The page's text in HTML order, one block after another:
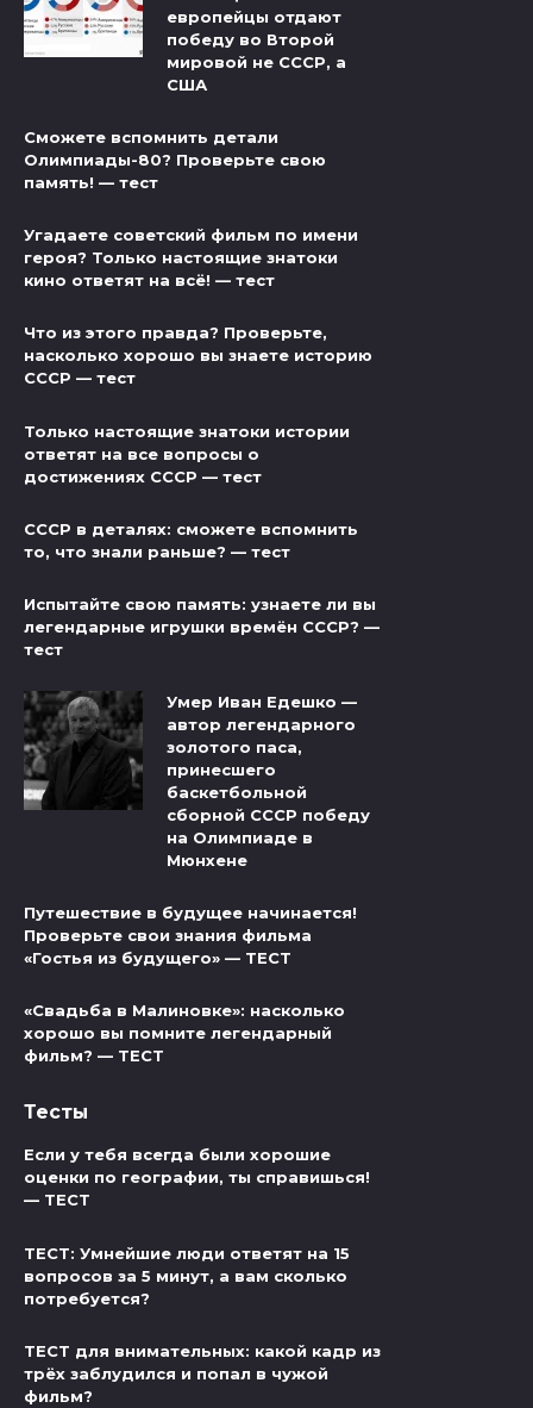
европейцы отдают
победу во Второй
мировой не СССР, а
США
Сможете вспомнить детали
Олимпиады-80? Проверьте свою
память! — тест
Угадаете советский фильм по имени
героя? Только настоящие знатоки
кино ответят на всё! — тест
Что из этого правда? Проверьте,
насколько хорошо вы знаете историю
СССР — тест
Только настоящие знатоки истории
ответят на все вопросы о
достижениях СССР — тест
СССР в деталях: сможете вспомнить
то, что знали раньше? — тест
Испытайте свою память: узнаете ли вы
легендарные игрушки времён СССР? —
тест
Умер Иван Едешко —
автор легендарного
золотого паса,
принесшего
баскетбольной
сборной СССР победу
на Олимпиаде в
Мюнхене
Путешествие в будущее начинается!
Проверьте свои знания фильма
«Гостья из будущего» — ТЕСТ
«Свадьба в Малиновке»: насколько
хорошо вы помните легендарный
фильм? — ТЕСТ
Тесты
Если у тебя всегда были хорошие
оценки по географии, ты справишься!
— ТЕСТ
ТЕСТ: Умнейшие люди ответят на 15
вопросов за 5 минут, а вам сколько
потребуется?
ТЕСТ для внимательных: какой кадр из
трёх заблудился и попал в чужой
фильм?